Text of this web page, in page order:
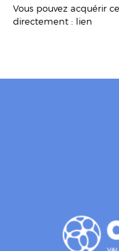
Vous pouvez acquérir
directement : lien